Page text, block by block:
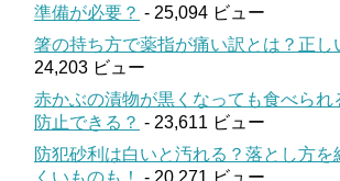
準備が必要？ - 25,094 ビュー
箸の持ち方で薬指が痛い訳とは？正し
24,203 ビュー
赤かぶの漬物が黒くなっても食べられ
防止できる？ - 23,611 ビュー
防犯砂利は白いと汚れる？落とし方を
くいものも！
- 20,271 ビュー